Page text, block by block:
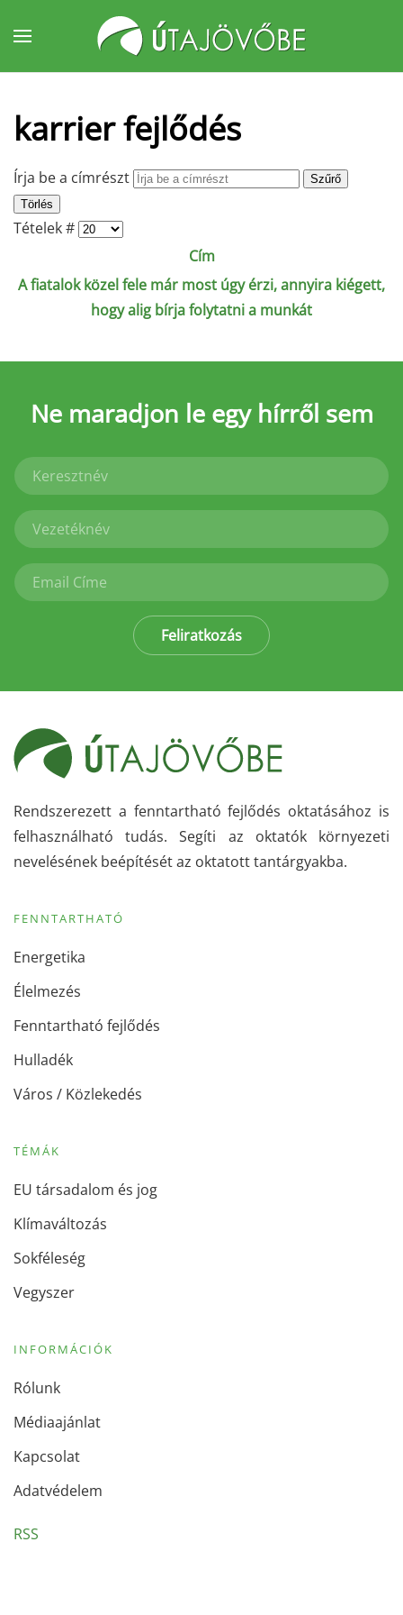
Fő tartalom átugrása
karrier fejlődés
Írja be a címrészt
Szűrő
Törlés
Tételek #
Cím
A fiatalok közel fele már most úgy érzi, annyira kiégett,
hogy alig bírja folytatni a munkát
Ne maradjon le egy hírről sem
Feliratkozás
Rendszerezett a fenntartható fejlődés oktatásához is
felhasználható tudás. Segíti az oktatók környezeti
nevelésének beépítését az oktatott tantárgyakba.
FENNTARTHATÓ
Energetika
Élelmezés
Fenntartható fejlődés
Hulladék
Város / Közlekedés
TÉMÁK
EU társadalom és jog
Klímaváltozás
Sokféleség
Vegyszer
INFORMÁCIÓK
Rólunk
Médiaajánlat
Kapcsolat
Adatvédelem
RSS